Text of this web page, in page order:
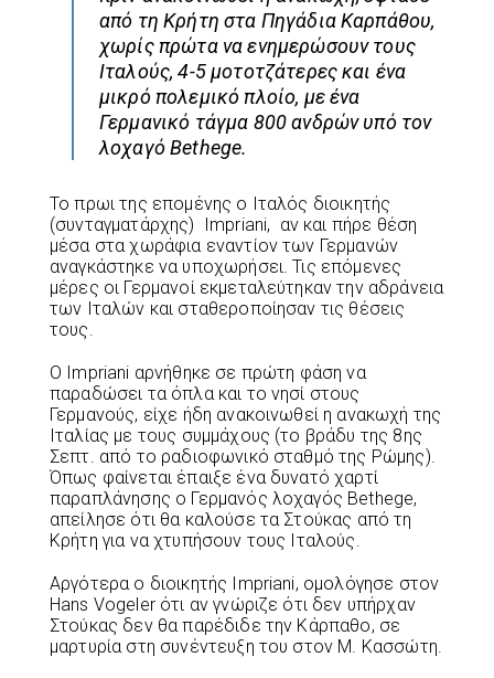
από τη Κρήτη στα Πηγάδια Καρπάθου,
χωρίς πρώτα να ενημερώσουν τους
Ιταλούς, 4-5 μοτοτζάτερες και ένα
μικρό πολεμικό πλοίο, με ένα
Γερμανικό τάγμα 800 ανδρών υπό τον
λοχαγό Bethege.
Το πρωι της επομένης ο Ιταλός διοικητής
(συνταγματάρχης) Impriani, αν και πήρε θέση
μέσα στα χωράφια εναντίον των Γερμανών
αναγκάστηκε να υποχωρήσει. Τις επόμενες
μέρες οι Γερμανοί εκμεταλεύτηκαν την αδράνεια
των Ιταλών και σταθεροποίησαν τις θέσεις
τους.
Ο Impriani αρνήθηκε σε πρώτη φάση να
παραδώσει τα όπλα και το νησί στους
Γερμανούς, είχε ήδη ανακοινωθεί η ανακωχή της
Ιταλίας με τους συμμάχους (το βράδυ της 8ης
Σεπτ. από το ραδιοφωνικό σταθμό της Ρώμης).
Όπως φαίνεται έπαιξε ένα δυνατό χαρτί
παραπλάνησης ο Γερμανός λοχαγός Bethege,
απείλησε ότι θα καλούσε τα Στούκας από τη
Κρήτη για να χτυπήσουν τους Ιταλούς.
Αργότερα ο διοικητής Impriani, ομολόγησε στον
Hans Vogeler ότι αν γνώριζε ότι δεν υπήρχαν
Στούκας δεν θα παρέδιδε την Κάρπαθο, σε
μαρτυρία στη συνέντευξη του στον Μ. Κασσώτη.